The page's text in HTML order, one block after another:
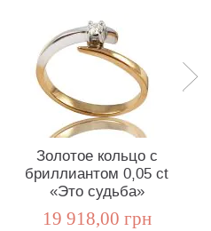
Золотое кольцо с
бриллиантом 0,05 ct
«Это судьба»
19 918,00 грн